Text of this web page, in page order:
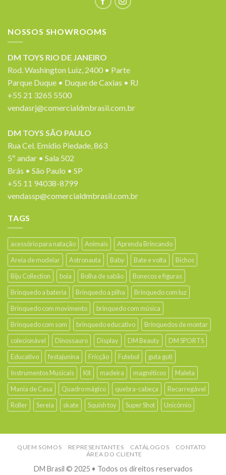
NOSSOS SHOWROOMS
DM TOYS RIO DE JANEIRO
Rod. Washington Luiz, 2400 • Parte
Parque Duque • Duque de Caxias • RJ
+55 21 3265 5500
vendasrj@comercialdmbrasil.com.br
DM TOYS SÃO PAULO
Rua Cel. Emídio Piedade, 863
5º andar • Sala 502
Brás • São Paulo • SP
+55 11 94038-8799
vendassp@comercialdmbrasil.com.br
TAGS
acessório para natação Animais
Aprenda Brincando
Areia de modelar
Astronauta Baby Bate e volta
Bichos
Biju Collection
boia Bolha de sabão
Bonecos e figuras
Brinquedo a bateria
Brinquedo a pilha
Brinquedo com luz
Brinquedo com movimento
brinquedo com música
Brinquedo com som
brinquedo educativo
Brinquedos de montar
colecionável
Dinossauro Display DM Beauty
DM SPORTS
Educativo
festajunina Fricção Futebol
guta guti
Instrumentos Musicais
Kit madeira magnéticos
Maleta
Mania de Casa
Quadro mágico quebra-cabeça
Recarregável
Roller
Sereia skate Squish toy Super Shot Unicórnio
QUEM SOMOS REPRESENTANTES CATÁLOGOS
CONTATO
ÁREA DO CLIENTE
DM Brasil © 2025 • Todos os direitos reservados